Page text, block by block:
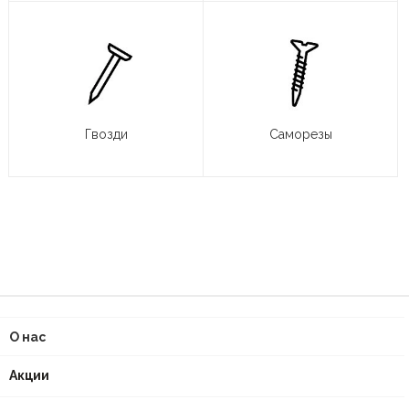
Гвозди Саморезы
О нас
Акции